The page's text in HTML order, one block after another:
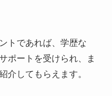
トであれば、学歴な
ポートを受けられ、ま
介してもらえます。